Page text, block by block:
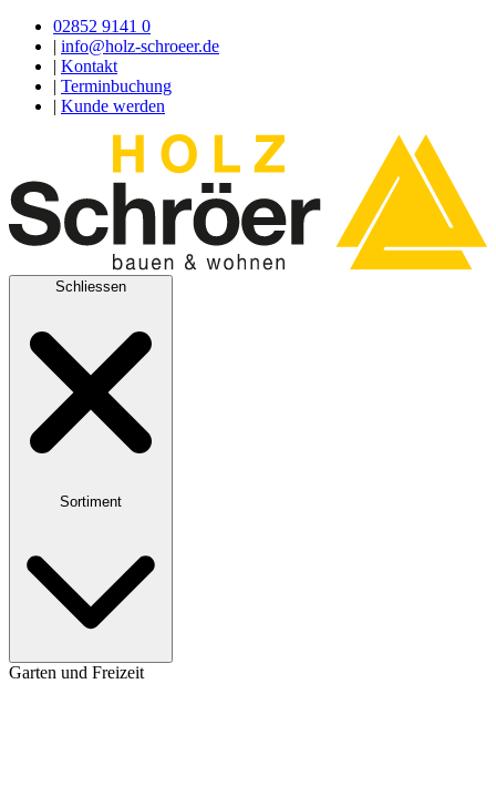
02852 9141 0
info@holz-schroeer.de
Kontakt
Terminbuchung
Kunde werden
Schliessen
Sortiment
Garten und Freizeit